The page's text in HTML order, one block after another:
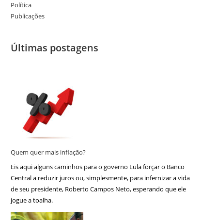
Política
Publicações
Últimas postagens
Quem quer mais inflação?
Eis aqui alguns caminhos para o governo Lula forçar o Banco
Central a reduzir juros ou, simplesmente, para infernizar a vida
de seu presidente, Roberto Campos Neto, esperando que ele
jogue a toalha.